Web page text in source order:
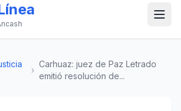
›
Carhuaz: juez de Paz Letrado
emitió resolución de...